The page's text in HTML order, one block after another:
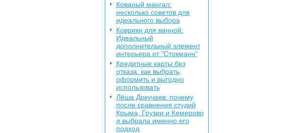
Кованый мангал:
несколько советов для
идеального выбора
Коврики для ванной:
Идеальный
дополнительный элемент
интерьера от "Стокманн"
Кредитные карты без
отказа: как выбрать,
оформить и выгодно
использовать
Лёша Докучаев: почему
после сравнения студий
Крыма, Грузии и Кемерово
я выбрала именно его
подход